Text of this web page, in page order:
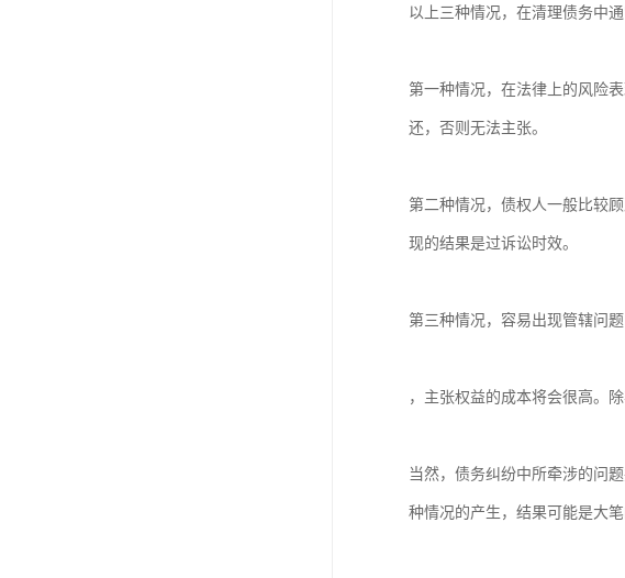
以上三种情况，在清理债务中
第一种情况，在法律上的风险
还，否则无法主张。
第二种情况，债权人一般比较
现的结果是过诉讼时效。
第三种情况，容易出现管辖问
，主张权益的成本将会很高。
当然，债务纠纷中所牵涉的问
种情况的产生，结果可能是大